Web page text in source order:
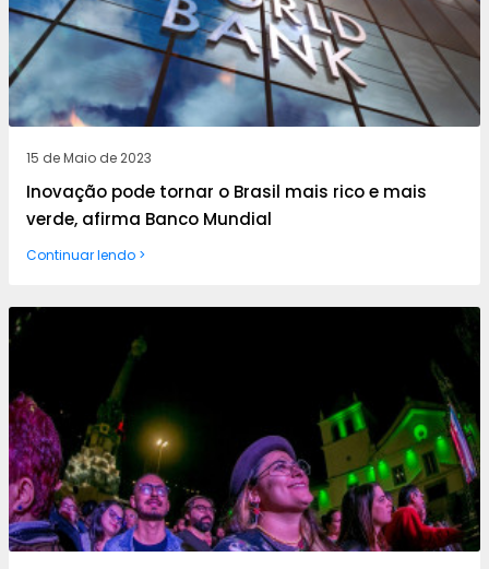
15 de Maio de 2023
Inovação pode tornar o Brasil mais rico e mais
verde, afirma Banco Mundial
Continuar lendo >